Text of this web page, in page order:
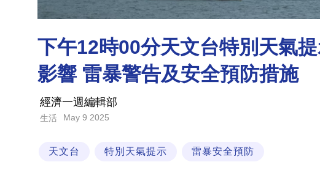
下午12時00分天文台特別天氣
影響 雷暴警告及安全預防措施
經濟一週編輯部
生活 May 9 2025
天文台 特別天氣提示 雷暴安全預防